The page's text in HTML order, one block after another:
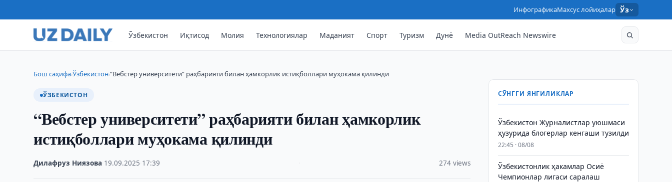
ИнфографикаМахсус лойиҳалар Ўз
Ўзбекистон Иқтисод Молия Технологиялар Маданият Спорт Туризм Дунё Media OutReach Newswire
Бош саҳифа›Ўзбекистон›“Вебстер университети” раҳбарияти билан ҳамкорлик истиқболлари муҳокама қилинди
ЎЗБЕКИСТОН
“Вебстер университети” раҳбарияти билан ҳамкорлик
истиқболлари муҳокама қилинди
Дилафруз Ниязова 19.09.2025 17:39 274 views
СЎНГГИ ЯНГИЛИКЛАР
Ўзбекистон Журналистлар уюшмаси
ҳузурида блогерлар кенгаши тузилди
22:45 · 08/08
Ўзбекистонлик ҳакамлар Осиё
Чемпионлар лигаси саралаш